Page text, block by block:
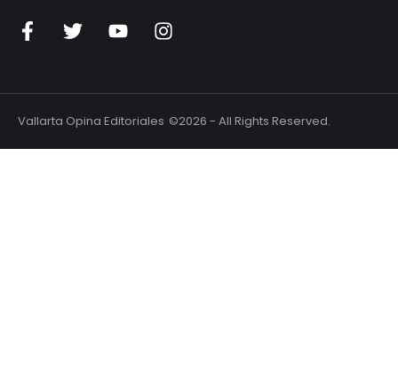
Vallarta Opina Editoriales ©2026 - All Rights Reserved.